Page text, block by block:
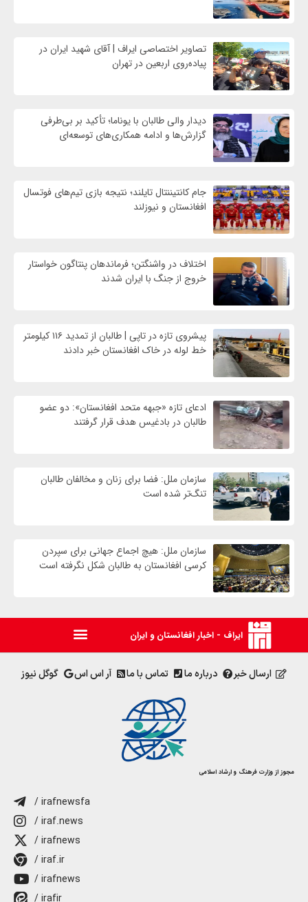
تصاویر اختصاصی ایراف | آقای شهید ایران در
پیاده‌روی اربعین در تهران
دیدار والی طالبان با یوناما؛ تأکید بر بی‌طرفی
گزارش‌ها و ادامه همکاری‌های توسعه‌ای
جام کانتیننتال تایلند؛ نتیجه بازی تیم‌های فوتسال
افغانستان و نیوزلند
اختلاف در واشنگتن؛ فرماندهان پنتاگون خواستار
خروج از جنگ با ایران شدند
پیشروی تازه در تاپی | طالبان از تمدید ۱۱۶ کیلومتر
خط لوله در خاک افغانستان خبر دادند
ادعای تازه «جبهه متحد افغانستان»: دو عضو
طالبان در بادغیس هدف قرار گرفتند
سازمان ملل: فضا برای زنان و مخالفان طالبان
تنگ‌تر شده است
سازمان ملل: هیچ اجماع جهانی برای سپردن
کرسی افغانستان به طالبان شکل نگرفته است
ایراف - اخبار افغانستان و ایران
ارسال خبر درباره ما تماس با ما آر اس اس گوگل نیوز
مجوز از وزارت فرهنگ و ارشاد اسلامی
/ irafnewsfa
/ iraf.news
/ irafnews
/ iraf.ir
/ irafnews
/ irafir